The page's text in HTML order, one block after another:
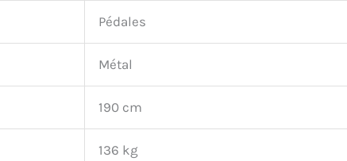
Pédales
Métal
190 cm
136 kg